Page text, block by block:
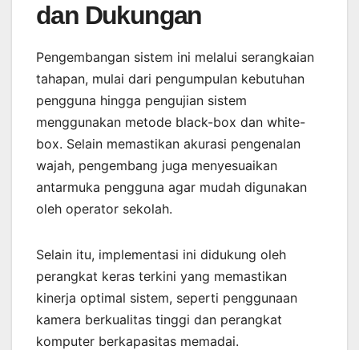
dan Dukungan
Pengembangan sistem ini melalui serangkaian
tahapan, mulai dari pengumpulan kebutuhan
pengguna hingga pengujian sistem
menggunakan metode black-box dan white-
box. Selain memastikan akurasi pengenalan
wajah, pengembang juga menyesuaikan
antarmuka pengguna agar mudah digunakan
oleh operator sekolah.
Selain itu, implementasi ini didukung oleh
perangkat keras terkini yang memastikan
kinerja optimal sistem, seperti penggunaan
kamera berkualitas tinggi dan perangkat
komputer berkapasitas memadai.